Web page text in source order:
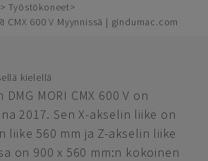
Työstökoneet
CMX 600 V Myynnissä | gindumac.com
kielellä
MORI CMX 600 V on
2017. Sen X-akselin liike on
liike 560 mm ja Z-akselin liike
on 900 x 560 mm:n kokoinen